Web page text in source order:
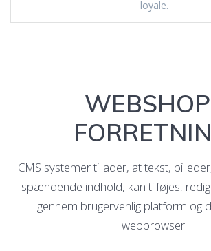
loyale.
CMS systemer tillader, at tekst,
spændende indhold, kan tilføjes,
gennem brugervenlig platform og
webbrowser.